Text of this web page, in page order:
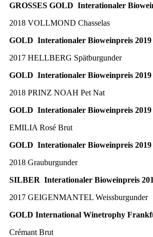
GROSSES GOLD Interationaler
2018 VOLLMOND Chasselas
GOLD Interationaler Bioweinpreis 2019
2017 HELLBERG Spätburgunder
GOLD Interationaler Bioweinpreis 2019
2018 PRINZ NOAH Pet Nat
GOLD Interationaler Bioweinpreis 2019
EMILIA Rosé Brut
GOLD Interationaler Bioweinpreis 2019
2018 Grauburgunder
SILBER Interationaler Bioweinpreis
2017 GEIGENMANTEL Weissburgunder
GOLD International Winetrophy
Crémant Brut